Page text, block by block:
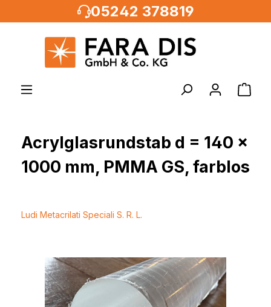
05242 378819
Acrylglasrundstab d = 140 x
1000 mm, PMMA GS, farblos
Ludi Metacrilati Speciali S. R. L.
Bildergalerie überspringen